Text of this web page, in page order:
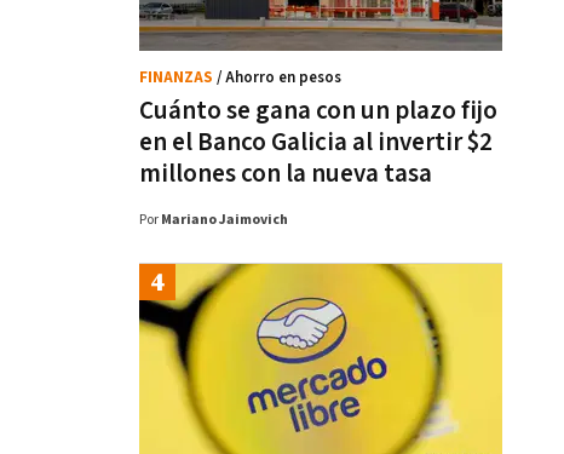
Cuánto se gana con un plazo fijo
en el Banco Galicia al invertir $2
millones con la nueva tasa
FINANZAS / Ahorro en pesos
Por Mariano Jaimovich